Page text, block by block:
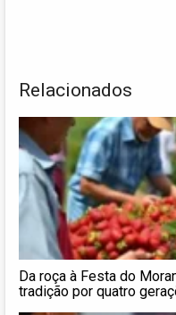
Relacionados
Da roça à Festa do
tradição por quatro